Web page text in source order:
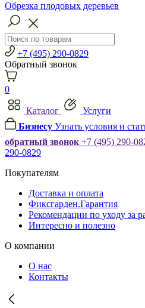
Обрезка плодовых деревьев
+7 (495) 290-0829
Обратный звонок
0
Каталог
Услуги
Бизнесу Узнать условия и
обратный звонок +7 (495) 290-
290-0829
Покупателям
Доставка и оплата
Фиксгарден.Гарантия
Рекомендации по уходу за
Интересно и полезно
О компании
О нас
Контакты